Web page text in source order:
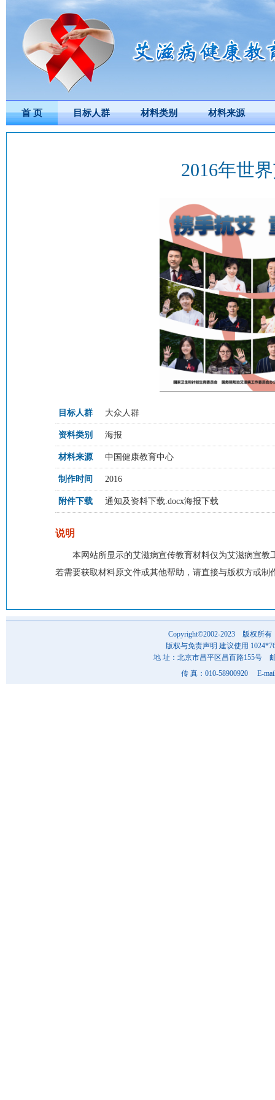
首 页 目标人群 材料类别 材料来源
2016年世
目标人群 大众人群
资料类别 海报
材料来源 中国健康教育中心
制作时间 2016
附件下载 通知及资料下载.docx海报下载
说明
本网站所显示的艾滋病宣传教育材料仅为艾滋病宣
若需要获取材料原文件或其他帮助，请直接与版权方或制
Copyright©2002-2023 版权所有
版权与免责声明 建议使用
地 址：北京市昌平区昌百路155号
传 真：010-58900920 E-